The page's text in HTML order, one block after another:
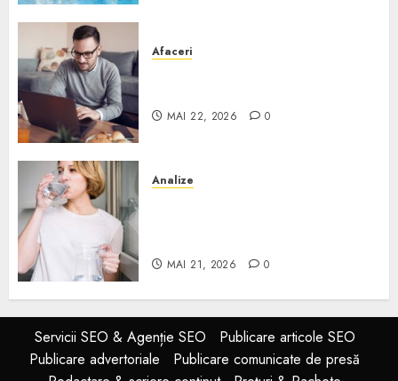
Afaceri
MAI 22, 2026 0
Analize
MAI 21, 2026 0
Servicii SEO & Agenție SEO
Publicare articole SEO
Publicare advertoriale
Publicare comunicate de presă